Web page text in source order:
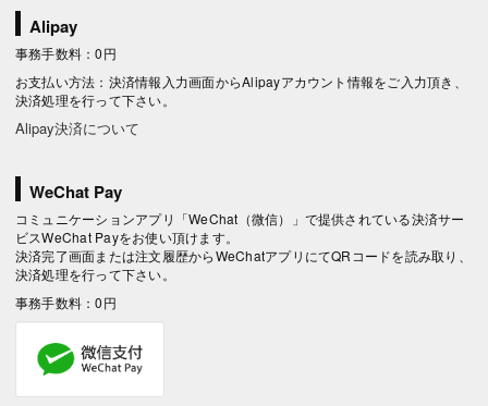
Alipay
事務手数料：0円
お支払い方法：決済情報入力画面からAlipayアカウント情報をご入力頂き、
決済処理を行って下さい。
Alipay決済について
WeChat Pay
コミュニケーションアプリ「WeChat（微信）」で提供されている決済サー
ビスWeChat Payをお使い頂けます。
決済完了画面または注文履歴からWeChatアプリにてQRコードを読み取り、
決済処理を行って下さい。
事務手数料：0円